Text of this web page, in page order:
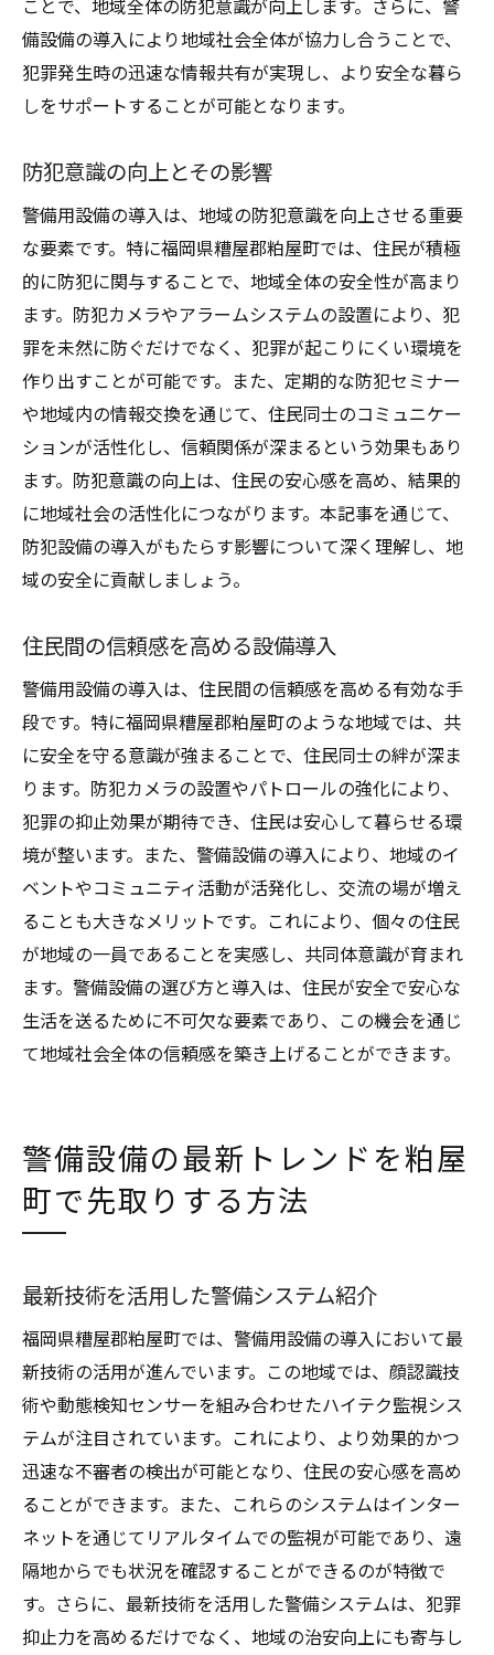
ことで、地域全体の防犯意識が向上します。さらに、警
備設備の導入により地域社会全体が協力し合うことで、
犯罪発生時の迅速な情報共有が実現し、より安全な暮ら
しをサポートすることが可能となります。
防犯意識の向上とその影響
警備用設備の導入は、地域の防犯意識を向上させる重要
な要素です。特に福岡県糟屋郡粕屋町では、住民が積極
的に防犯に関与することで、地域全体の安全性が高まり
ます。防犯カメラやアラームシステムの設置により、犯
罪を未然に防ぐだけでなく、犯罪が起こりにくい環境を
作り出すことが可能です。また、定期的な防犯セミナー
や地域内の情報交換を通じて、住民同士のコミュニケー
ションが活性化し、信頼関係が深まるという効果もあり
ます。防犯意識の向上は、住民の安心感を高め、結果的
に地域社会の活性化につながります。本記事を通じて、
防犯設備の導入がもたらす影響について深く理解し、地
域の安全に貢献しましょう。
住民間の信頼感を高める設備導入
警備用設備の導入は、住民間の信頼感を高める有効な手
段です。特に福岡県糟屋郡粕屋町のような地域では、共
に安全を守る意識が強まることで、住民同士の絆が深ま
ります。防犯カメラの設置やパトロールの強化により、
犯罪の抑止効果が期待でき、住民は安心して暮らせる環
境が整います。また、警備設備の導入により、地域のイ
ベントやコミュニティ活動が活発化し、交流の場が増え
ることも大きなメリットです。これにより、個々の住民
が地域の一員であることを実感し、共同体意識が育まれ
ます。警備設備の選び方と導入は、住民が安全で安心な
生活を送るために不可欠な要素であり、この機会を通じ
て地域社会全体の信頼感を築き上げることができます。
警備設備の最新トレンドを粕屋
町で先取りする方法
最新技術を活用した警備システム紹介
福岡県糟屋郡粕屋町では、警備用設備の導入において最
新技術の活用が進んでいます。この地域では、顔認識技
術や動態検知センサーを組み合わせたハイテク監視シス
テムが注目されています。これにより、より効果的かつ
迅速な不審者の検出が可能となり、住民の安心感を高め
ることができます。また、これらのシステムはインター
ネットを通じてリアルタイムでの監視が可能であり、遠
隔地からでも状況を確認することができるのが特徴で
す。さらに、最新技術を活用した警備システムは、犯罪
抑止力を高めるだけでなく、地域の治安向上にも寄与し